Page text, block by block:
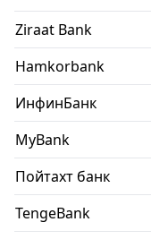
Ziraat Bank
Hamkorbank
ИнфинБанк
MyBank
Пойтахт банк
TengeBank